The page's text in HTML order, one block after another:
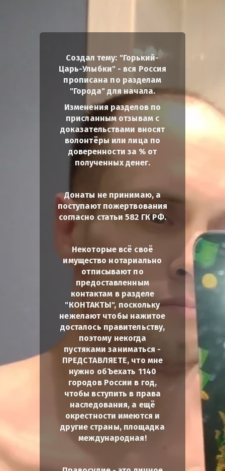
Создал тему: "Горький-
Царь-Улыбки" - вся Россия
прописана по разделам
"Города" для начала.
Изменения разделов по
присланным отзывам с
доказательствами вносят
волонтёры или лица по
доверенности за % от
полученных денег.
Донаты не принимаю, а
поступают пожертвования
согласно статьи 582 ГК РФ.
Некоторые всё своё
имущество нотариально
отписывают по
предоставленным
контактам в разделе
"КОНТАКТЫ", поскольку
нежелают чтобы нажитое
досталось правительству,
поэтому некогда
пустяками заниматься -
ПРЕДСТАВЛЯЕТЕ, что мне
нужно обЪехать 1140
городов России в год,
чтобы вступить в права
наследования, а ещё
окрестности имеются и
другие страны, площадка
международная!